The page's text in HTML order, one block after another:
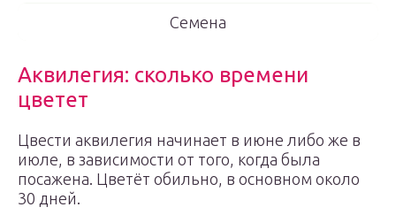
Семена
Аквилегия: сколько времени
цветет
Цвести аквилегия начинает в июне либо же в
июле, в зависимости от того, когда была
посажена. Цветёт обильно, в основном около
30 дней.